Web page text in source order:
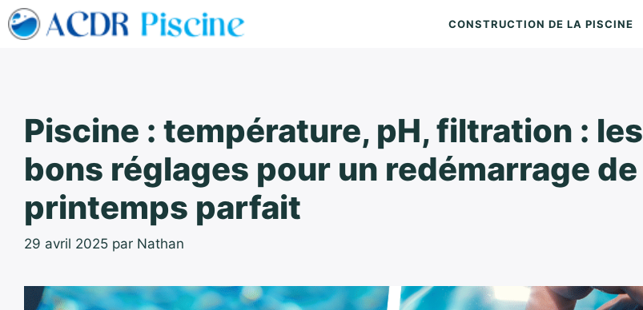
Aller
au
CONSTRUCTION DE LA PISCINE
Piscine : température, pH, filtration : les
bons réglages pour un redémarrage de
printemps parfait
29 avril 2025 par Nathan